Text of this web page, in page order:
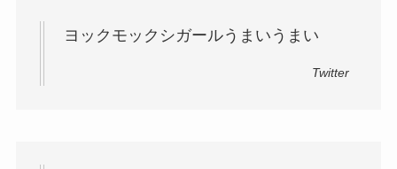
ヨックモックシガールうまいうまい
Twitter